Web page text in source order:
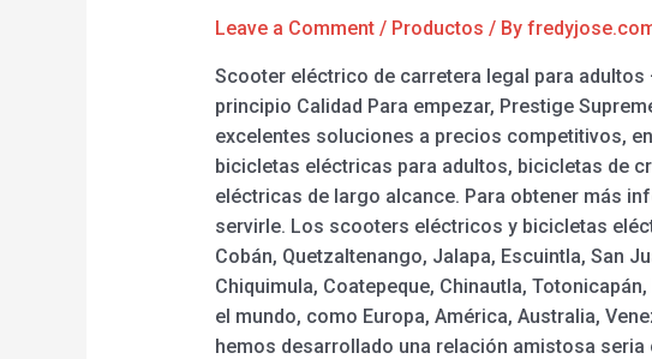
Leave a Comment / Productos / By
Scooter eléctrico de carretera legal para
principio Calidad Para empezar, Prestige
excelentes soluciones a precios competitivos,
bicicletas eléctricas para adultos, bicicletas de
eléctricas de largo alcance. Para obtener más
servirle. Los scooters eléctricos y bicicletas
Cobán, Quetzaltenango, Jalapa, Escuintla, San
Chiquimula, Coatepeque, Chinautla,
el mundo, como Europa, América, Australia,
hemos desarrollado una relación amistosa